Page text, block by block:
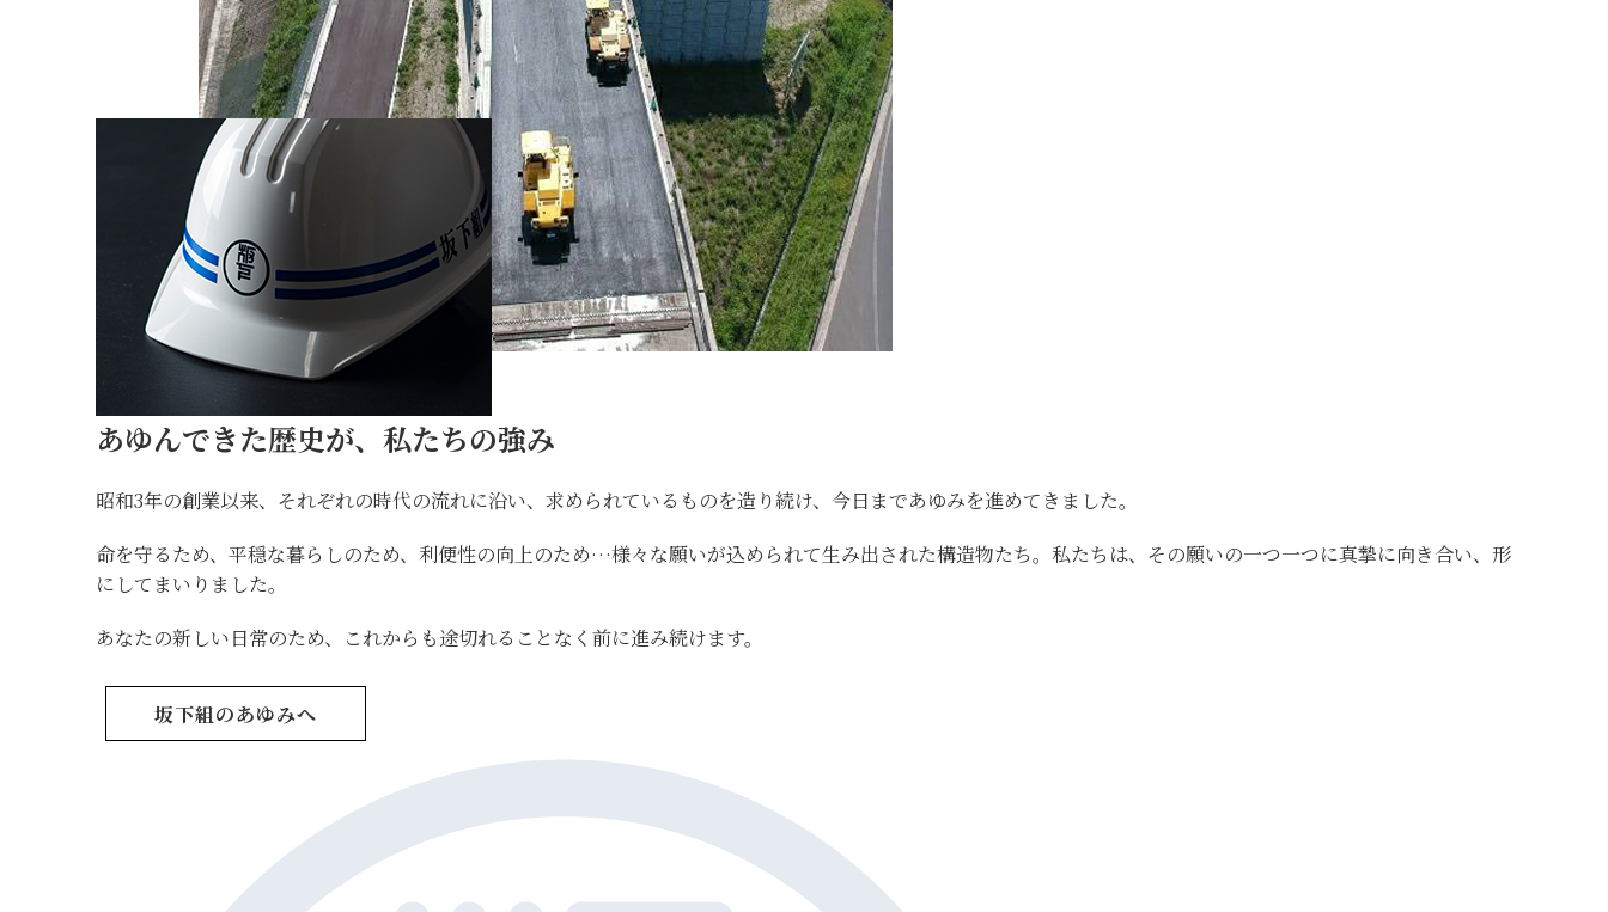
あゆんできた歴史が、私たちの強み
昭和3年の創業以来、それぞれの時代の流れに沿い、求められているものを造り続け、今日まであゆみを進めてきました。
命を守るため、平穏な暮らしのため、利便性の向上のため…様々な願いが込められて生み出された構造物たち。私たちは、その願いの一つ一つに真摯に向き合い、形
にしてまいりました。
あなたの新しい日常のため、これからも途切れることなく前に進み続けます。
坂下組のあゆみへ